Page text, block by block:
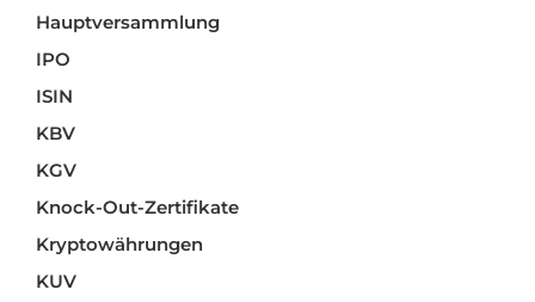
Hauptversammlung
IPO
ISIN
KBV
KGV
Knock-Out-Zertifikate
Kryptowährungen
KUV